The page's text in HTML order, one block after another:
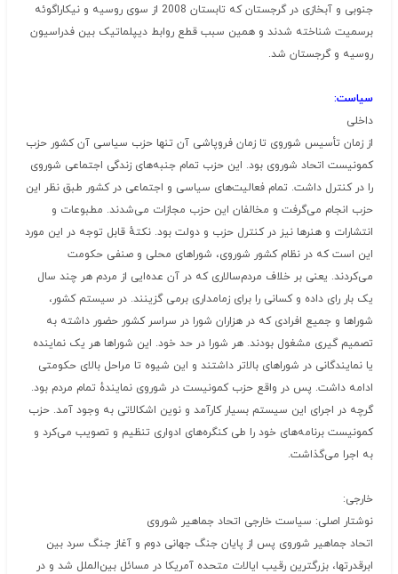
جنوبی و آبخازی در گرجستان که تابستان 2008 از سوی روسیه و نیکاراگوئه
برسمیت شناخته شدند و همین سبب قطع روابط دیپلماتیک بین فدراسیون
روسیه و گرجستان شد.
سیاست:
داخلی
از زمان تأسیس شوروی تا زمان فروپاشی آن تنها حزب سیاسی آن کشور حزب
کمونیست اتحاد شوروی بود. این حزب تمام جنبه‌های زندگی اجتماعی شوروی
را در کنترل داشت. تمام فعالیت‌های سیاسی و اجتماعی در کشور طبق نظر این
حزب انجام می‌گرفت و مخالفان این حزب مجازات می‌شدند. مطبوعات و
انتشارات و هنرها نیز در کنترل حزب و دولت بود. نکتهٔ قابل توجه در این مورد
این است که در نظام کشور شوروی، شوراهای محلی و صنفی حکومت
می‌کردند. یعنی بر خلاف مردم‌سالاری که در آن عده‌ایی از مردم هر چند سال
یک بار رای داده و کسانی را برای زمامداری برمی گزینند. در سیستم کشور،
شوراها و جمیع افرادی که در هزاران شورا در سراسر کشور حضور داشته به
تصمیم گیری مشغول بودند. هر شورا در حد خود. این شوراها هر یک نماینده
یا نمایندگانی در شوراهای بالاتر داشتند و این شیوه تا مراحل بالای حکومتی
ادامه داشت. پس در واقع حزب کمونیست در شوروی نمایندهٔ تمام مردم بود.
گرچه در اجرای این سیستم بسیار کارآمد و نوین اشکالاتی به وجود آمد. حزب
کمونیست برنامه‌های خود را طی کنگره‌های ادواری تنظیم و تصویب می‌کرد و
به اجرا می‌گذاشت.
خارجی:
نوشتار اصلی: سیاست خارجی اتحاد جماهیر شوروی
اتحاد جماهیر شوروی پس از پایان جنگ جهانی دوم و آغاز جنگ سرد بین
ابرقدرتها، بزرگترین رقیب ایالات متحده آمریکا در مسائل بین‌الملل شد و در